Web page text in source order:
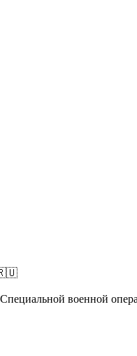
🇷🇺
военной